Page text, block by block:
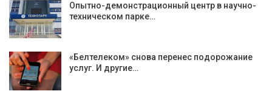
Опытно-демонстрационный центр в научно-
техническом парке…
«Белтелеком» снова перенес подорожание
услуг. И другие…